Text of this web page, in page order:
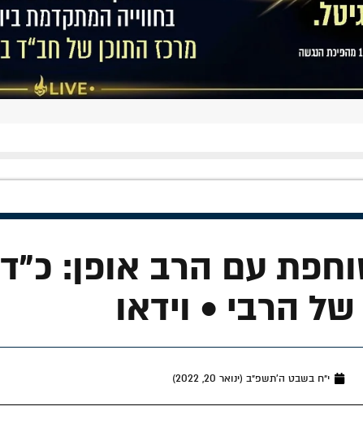
עם הרב אופן: כ"ד
הרבי • וידאו
י״ח בשבט ה׳תשפ״ב (ינואר 20, 2022)